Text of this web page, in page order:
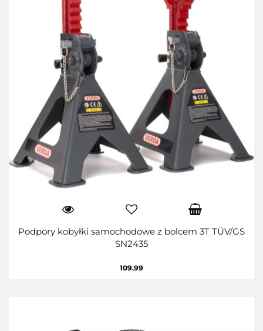
Podpory kobyłki samochodowe z bolcem 3T TÜV/GS
SN2435
109.99